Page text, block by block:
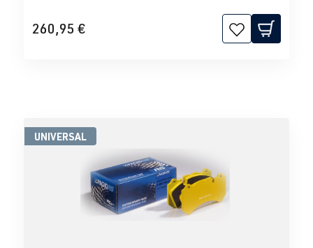
260,95 €
UNIVERSAL